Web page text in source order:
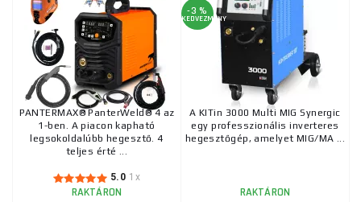
PANTERMAX® PanterWeld® 4 az
1-ben. A piacon kapható
legsokoldalúbb hegesztő. 4
teljes érté ...
5.0 1x
RAKTÁRON
-3 %
KEDVEZMÉNY
A KITin 3000 Multi MIG Synergic
egy professzionális inverteres
hegesztőgép, amelyet MIG/MA ...
RAKTÁRON